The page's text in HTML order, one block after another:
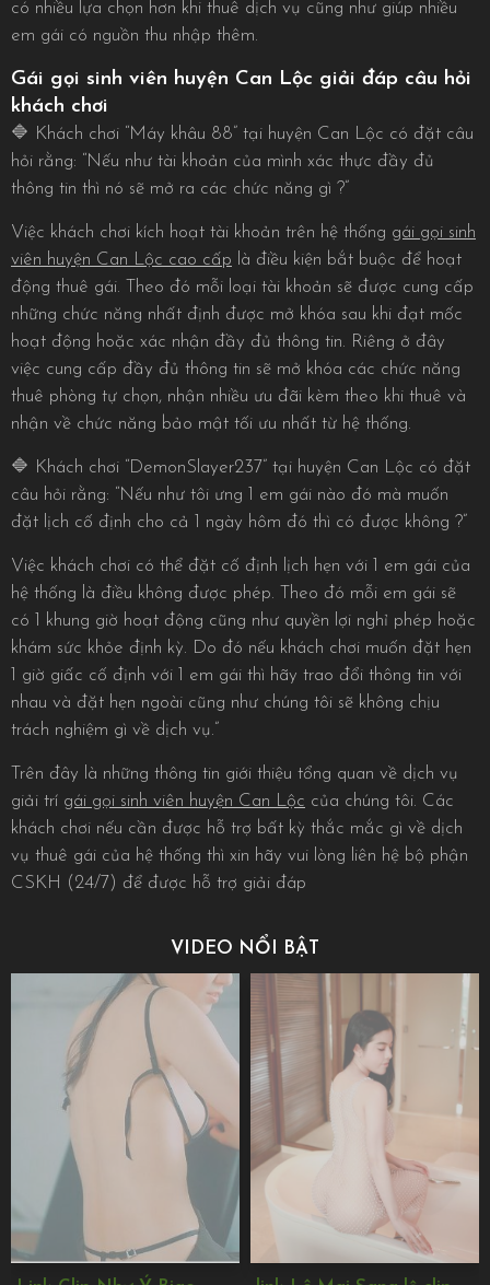
có nhiều lựa chọn hơn khi thuê dịch vụ cũng như giúp nhiều
em gái có nguồn thu nhập thêm.
Gái gọi sinh viên huyện Can Lộc giải đáp câu hỏi
khách chơi
🔷 Khách chơi “Máy khâu 88” tại huyện Can Lộc có đặt câu
hỏi rằng: “Nếu như tài khoản của mình xác thực đầy đủ
thông tin thì nó sẽ mở ra các chức năng gì ?”
Việc khách chơi kích hoạt tài khoản trên hệ thống gái gọi sinh
viên huyện Can Lộc cao cấp là điều kiện bắt buộc để hoạt
động thuê gái. Theo đó mỗi loại tài khoản sẽ được cung cấp
những chức năng nhất định được mở khóa sau khi đạt mốc
hoạt động hoặc xác nhận đầy đủ thông tin. Riêng ở đây
việc cung cấp đầy đủ thông tin sẽ mở khóa các chức năng
thuê phòng tự chọn, nhận nhiều ưu đãi kèm theo khi thuê và
nhận về chức năng bảo mật tối ưu nhất từ hệ thống.
🔷 Khách chơi “DemonSlayer237” tại huyện Can Lộc có đặt
câu hỏi rằng: “Nếu như tôi ưng 1 em gái nào đó mà muốn
đặt lịch cố định cho cả 1 ngày hôm đó thì có được không ?”
Việc khách chơi có thể đặt cố định lịch hẹn với 1 em gái của
hệ thống là điều không được phép. Theo đó mỗi em gái sẽ
có 1 khung giờ hoạt động cũng như quyền lợi nghỉ phép hoặc
khám sức khỏe định kỳ. Do đó nếu khách chơi muốn đặt hẹn
1 giờ giấc cố định với 1 em gái thì hãy trao đổi thông tin với
nhau và đặt hẹn ngoài cũng như chúng tôi sẽ không chịu
trách nghiệm gì về dịch vụ.”
Trên đây là những thông tin giới thiệu tổng quan về dịch vụ
giải trí gái gọi sinh viên huyện Can Lộc của chúng tôi. Các
khách chơi nếu cần được hỗ trợ bất kỳ thắc mắc gì về dịch
vụ thuê gái của hệ thống thì xin hãy vui lòng liên hệ bộ phận
CSKH (24/7) để được hỗ trợ giải đáp
VIDEO NỔI BẬT